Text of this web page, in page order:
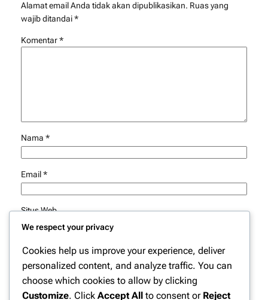
Alamat email Anda tidak akan dipublikasikan. Ruas yang
wajib ditandai*
Komentar*
Nama *
Email*
Situs Web
Simpan nama, email, dan situs web saya pada peramban
ini untuk komentar saya berikutnya.
We respect your privacy
Cookies help us improve your experience, deliver
personalized content, and analyze traffic. You can
choose which cookies to allow by clicking
Customize. Click Accept All to consent or Reject